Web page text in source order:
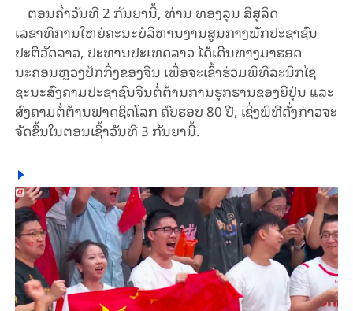
ຕອນຄໍ່າວັນທີ 2 ກັນຍານີ້, ທ່ານ ທອງລຸນ ສີສຸລິດ
ເລຂາທິການໃຫຍ່ຄະນະບໍລິຫານງານສູນກາງພັກປະຊາຊົນ
ປະຕິວັດລາວ, ປະທານປະເທດລາວ ໄດ້ເດີນທາງມາຮອດ
ນະຄອນຫຼວງປັກກິ່ງຂອງຈີນ ເພື່ອຈະເຂົ້າຮ່ວມພິທີລະນຶກໄຊ
ຊະນະສົງຄາມປະຊາຊົນຈີນຕໍ່ຕ້ານການຮຸກຮານຂອງຍີ່ປຸ່ນ ແລະ
ສົງຄາມຕໍ່ຕ້ານຟາດຊິດໂລກ ຄົບຮອບ 80 ປີ, ເຊິ່ງພິທີດັ່ງກ່າວຈະ
ຈັດຂຶ້ນໃນຕອນເຊົ້າວັນທີ 3 ກັນຍານີ້.